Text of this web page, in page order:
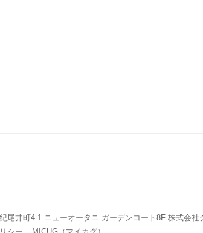
尾井町4-1 ニューオータニ ガーデンコート8F 株式会